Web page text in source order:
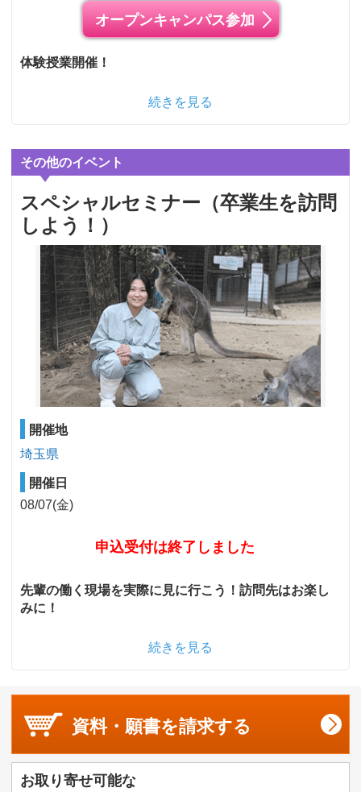
オープンキャンパス参加
体験授業開催！
続きを見る
その他のイベント
スペシャルセミナー（卒業生を訪問
しよう！）
開催地
埼玉県
開催日
08/07(金)
申込受付は終了しました
先輩の働く現場を実際に見に行こう！訪問先はお楽し
みに！
続きを見る
資料・願書を請求する
お取り寄せ可能な